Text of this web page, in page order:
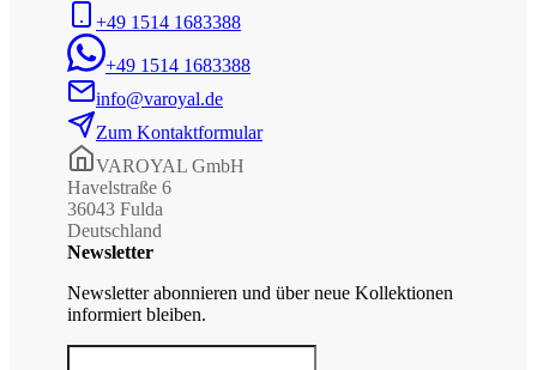
+49 1514 1683388
+49 1514 1683388
info@varoyal.de
Zum Kontaktformular
VAROYAL GmbH
Havelstraße 6
36043 Fulda
Deutschland
Newsletter
Newsletter abonnieren und über neue Kollektionen
informiert bleiben.